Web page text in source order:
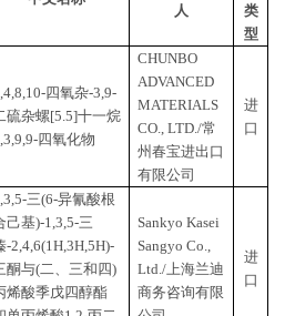
中文名称
人
2,4,8,10-四氧杂-3,9-
3,3,9,9-四氧化物
CHUNBO
ADVANCED
MATERIALS
CO., LTD./常
有限公司
1,3,5-三(6-异氰酸根
合己基)-1,3,5-三
嗪-2,4,6(1H,3H,5
Sankyo Kasei
Sangyo Co.,